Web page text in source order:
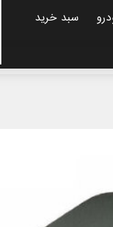
سبد خرید